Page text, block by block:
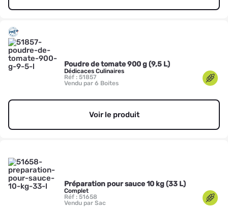
Poudre de tomate 900 g (9,5 L)
Dédicaces Culinaires
Réf : 51857
Vendu par 6 Boites
Voir le produit
Préparation pour sauce 10 kg (33 L)
Complet
Réf : 51658
Vendu par Sac